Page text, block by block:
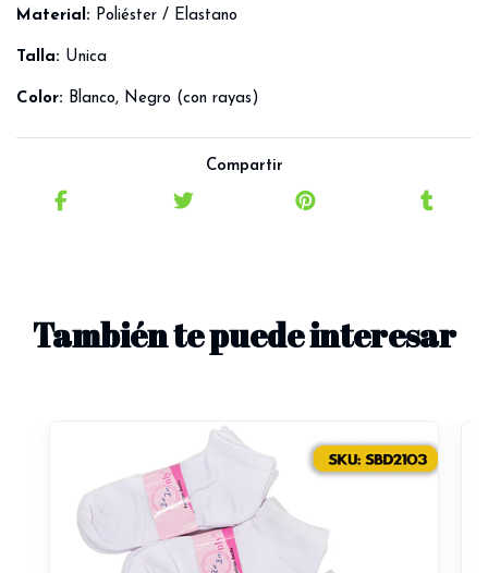
Material: Poliéster / Elastano
Talla: Unica
Color: Blanco, Negro (con rayas)
Compartir
También te puede interesar